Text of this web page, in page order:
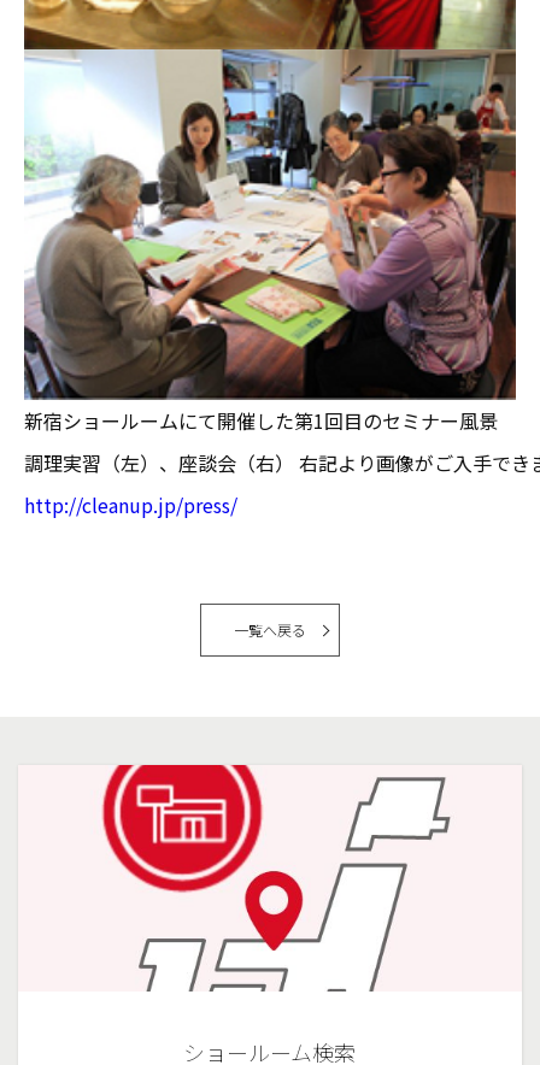
新宿ショールームにて開催した第1回目のセミナー風景
調理実習（左）、座談会（右） 右記より画像がご入手でき
http://cleanup.jp/press/
一覧へ戻る
ショールーム検索